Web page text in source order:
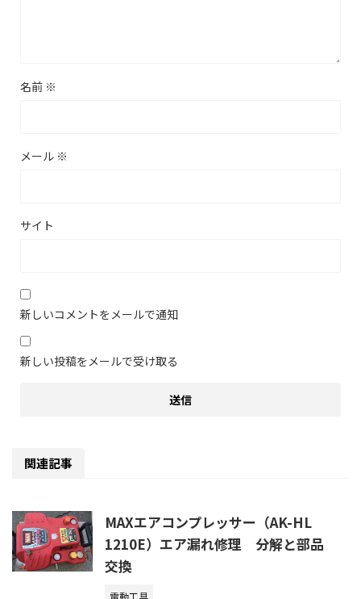
名前 ※
メール ※
サイト
新しいコメントをメールで通知
新しい投稿をメールで受け取る
関連記事
MAXエアコンプレッサー（AK-HL
1210E）エア漏れ修理 分解と部品
交換
電動工具